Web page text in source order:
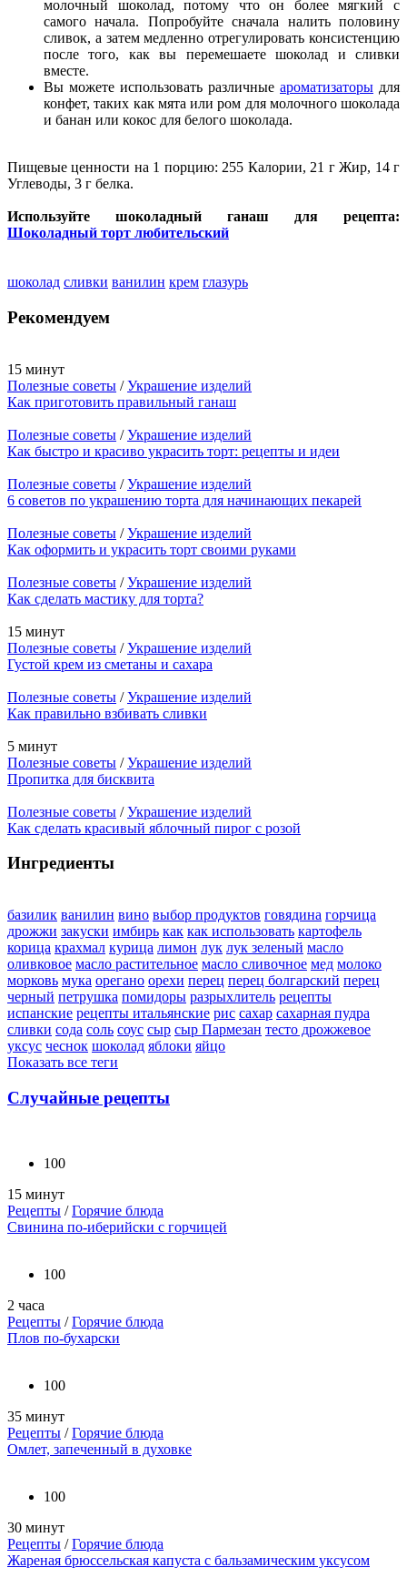
молочный шоколад, потому что он более мягкий с
самого начала. Попробуйте сначала налить половину
сливок, а затем медленно отрегулировать консистенцию
после того, как вы перемешаете шоколад и сливки
вместе.
Вы можете использовать различные ароматизаторы для
конфет, таких как мята или ром для молочного шоколада
и банан или кокос для белого шоколада.
Пищевые ценности на 1 порцию: 255 Калории, 21 г Жир, 14 г
Углеводы, 3 г белка.
Используйте шоколадный ганаш для рецепта:
Шоколадный торт любительский
шоколад сливки ванилин крем глазурь
Рекомендуем
15 минут
Полезные советы /Украшение изделий
Как приготовить правильный ганаш
Полезные советы /Украшение изделий
Как быстро и красиво украсить торт: рецепты и идеи
Полезные советы /Украшение изделий
6 советов по украшению торта для начинающих пекарей
Полезные советы /Украшение изделий
Как оформить и украсить торт своими руками
Полезные советы /Украшение изделий
Как сделать мастику для торта?
15 минут
Полезные советы /Украшение изделий
Густой крем из сметаны и сахара
Полезные советы /Украшение изделий
Как правильно взбивать сливки
5 минут
Полезные советы /Украшение изделий
Пропитка для бисквита
Полезные советы /Украшение изделий
Как сделать красивый яблочный пирог с розой
Ингредиенты
базилик ванилин вино выбор продуктов говядина горчица
дрожжи закуски имбирь как как использовать картофель
корица крахмал курица лимон лук лук зеленый масло
оливковое масло растительное масло сливочное мед молоко
морковь мука орегано орехи перец перец болгарский перец
черный петрушка помидоры разрыхлитель рецепты
испанские рецепты итальянские рис сахар сахарная пудра
сливки сода соль соус сыр сыр Пармезан тесто дрожжевое
уксус чеснок шоколад яблоки яйцо
Показать все теги
Случайные рецепты
100
15 минут
Рецепты /Горячие блюда
Свинина по-иберийски с горчицей
100
2 часа
Рецепты /Горячие блюда
Плов по-бухарски
100
35 минут
Рецепты /Горячие блюда
Омлет, запеченный в духовке
100
30 минут
Рецепты /Горячие блюда
Жареная брюссельская капуста с бальзамическим уксусом